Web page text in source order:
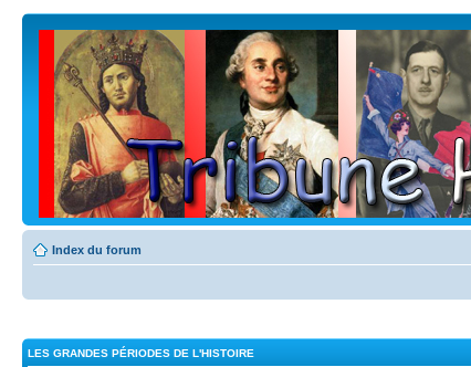
Index du forum
LES GRANDES PÉRIODES DE L'HISTOIRE